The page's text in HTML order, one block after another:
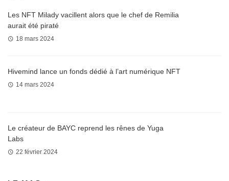
Les NFT Milady vacillent alors que le chef de Remilia
aurait été piraté
18 mars 2024
Hivemind lance un fonds dédié à l’art numérique NFT
14 mars 2024
Le créateur de BAYC reprend les rênes de Yuga
Labs
22 février 2024